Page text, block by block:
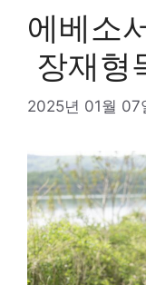
에베소
장재형
2025년 01월 07